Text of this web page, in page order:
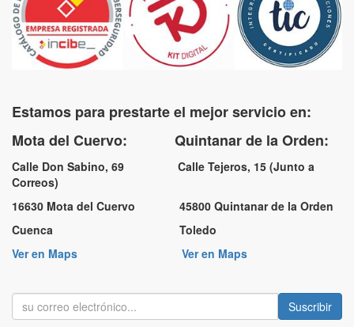
Estamos para prestarte el mejor servicio en:
Mota del Cuervo: Quintanar de la Orden:
Calle Don Sabino, 69 Calle Tejeros, 15 (Junto a
Correos)
16630 Mota del Cuervo 45800 Quintanar de la Orden
Cuenca Toledo
Ver en Maps
Ver en Maps
Suscribir